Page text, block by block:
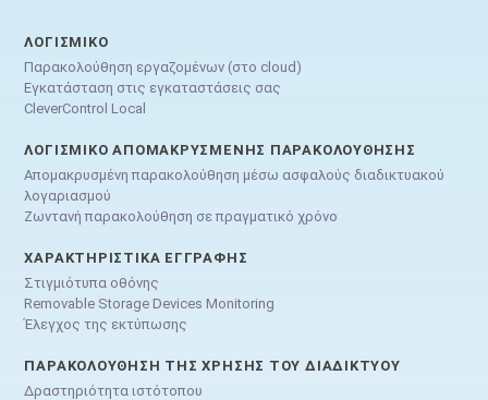
ΛΟΓΙΣΜΙΚΌ
Παρακολούθηση εργαζομένων (στο cloud)
Εγκατάσταση στις εγκαταστάσεις σας
CleverControl Local
ΛΟΓΙΣΜΙΚΌ ΑΠΟΜΑΚΡΥΣΜΈΝΗΣ ΠΑΡΑΚΟΛΟΎΘΗΣΗΣ
Απομακρυσμένη παρακολούθηση μέσω ασφαλούς διαδικτυακού
λογαριασμού
Ζωντανή παρακολούθηση σε πραγματικό χρόνο
ΧΑΡΑΚΤΗΡΙΣΤΙΚΆ ΕΓΓΡΑΦΉΣ
Στιγμιότυπα οθόνης
Removable Storage Devices Monitoring
Έλεγχος της εκτύπωσης
ΠΑΡΑΚΟΛΟΎΘΗΣΗ ΤΗΣ ΧΡΉΣΗΣ ΤΟΥ ΔΙΑΔΙΚΤΎΟΥ
Δραστηριότητα ιστότοπου